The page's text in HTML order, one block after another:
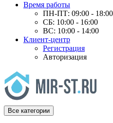
Время работы
ПН-ПТ: 09:00 - 18:00
СБ: 10:00 - 16:00
ВС: 10:00 - 14:00
Клиент-центр
Регистрация
Авторизация
Все категории